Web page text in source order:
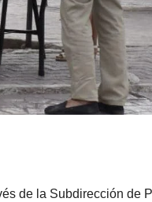
de la Subdirección de